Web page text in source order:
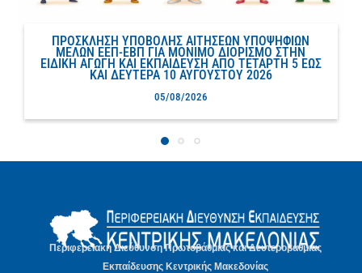
ΠΡΟΣΚΛΗΣΗ ΥΠΟΒΟΛΗΣ ΑΙΤΗΣΕΩΝ ΥΠΟΨΗΦΙΩΝ
ΜΕΛΩΝ ΕΕΠ-ΕΒΠ ΓΙΑ ΜΟΝΙΜΟ ΔΙΟΡΙΣΜΟ ΣΤΗΝ
ΕΙΔΙΚΗ ΑΓΩΓΗ ΚΑΙ ΕΚΠΑΙΔΕΥΣΗ ΑΠΟ ΤΕΤΑΡΤΗ 5 ΕΩΣ
ΚΑΙ ΔΕΥΤΕΡΑ 10 ΑΥΓΟΥΣΤΟΥ 2026
05/08/2026
Περιφερειακή Διεύθυνση Πρωτοβάθμιας και Δευτεροβάθμιας
Εκπαίδευσης Κεντρικής Μακεδονίας